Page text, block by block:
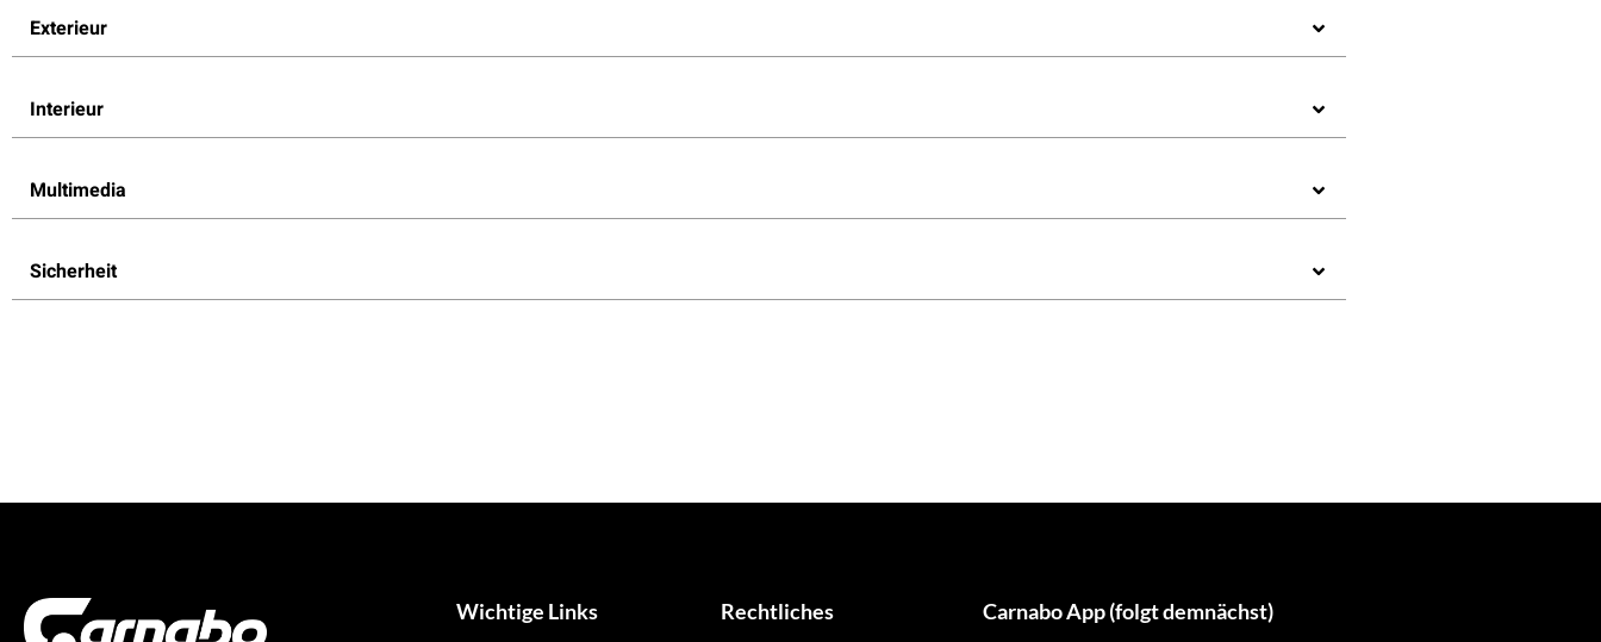
Exterieur
Interieur
Multimedia
Sicherheit
Wichtige Links Rechtliches Carnabo App (folgt demnächst)